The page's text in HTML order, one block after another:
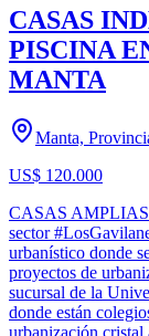
CASAS
PISCINA
MANTA
Manta,
US$ 120.000
CASAS
sector
urbanístico donde
proyectos de
sucursal de la
donde están
urbanización cristal